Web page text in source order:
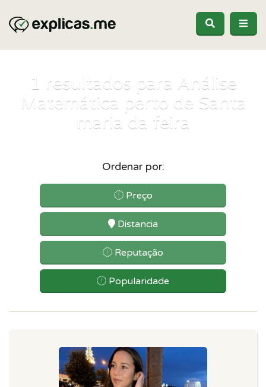
1 resultados para Análise
Matemática perto de Santa
maria da feira
Ordenar por:
Preço
Distancia
Reputação
Popularidade